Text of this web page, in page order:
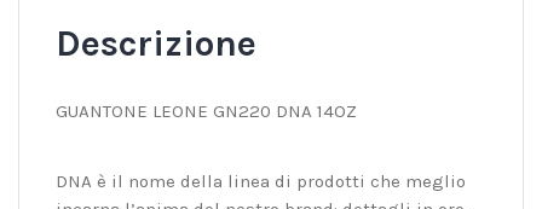
Descrizione
GUANTONE LEONE GN220 DNA 14OZ
DNA è il nome della linea di prodotti che meglio